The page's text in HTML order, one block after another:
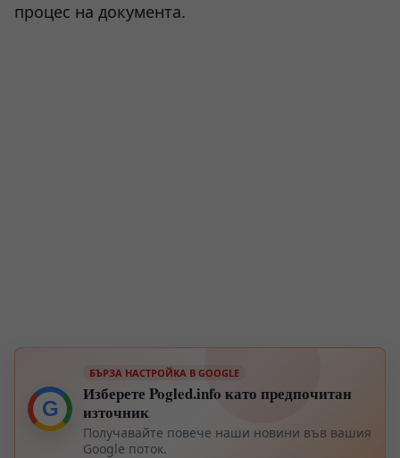
процес на документа.
G
БЪРЗА НАСТРОЙКА В GOOGLE
Изберете Pogled.info като предпочитан
източник
Получавайте повече наши новини във вашия
Google поток.